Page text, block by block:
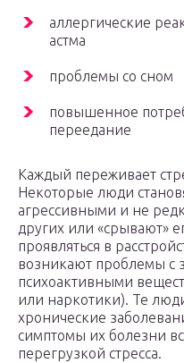
аллергические
астма
проблемы со сном
повышенное
переедание
Каждый переживает
Некоторые люди
агрессивными и не
других или «срывают»
проявляться в
возникают проблемы с
психоактивными
или наркотики). Те
хронические
симптомы их болезни
перегрузкой стресса.